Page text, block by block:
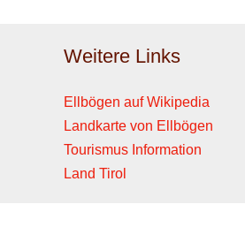
Weitere Links
Ellbögen auf Wikipedia
Landkarte von Ellbögen
Tourismus Information
Land Tirol